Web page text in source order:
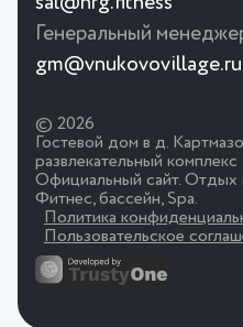
Генеральный
gm@vnukovovillage.ru
© 2026
Гостевой дом в д.
развлекательный
Официальный сайт. Отдых
Фитнес, бассейн, Spa.
Политика
Пользовательское